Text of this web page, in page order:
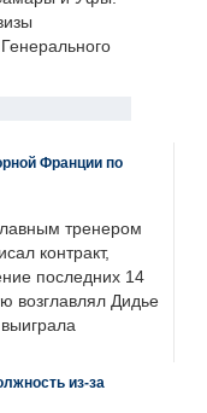
Франции по
тренером
контракт,
последних 14
возглавлял Дидье
из-за